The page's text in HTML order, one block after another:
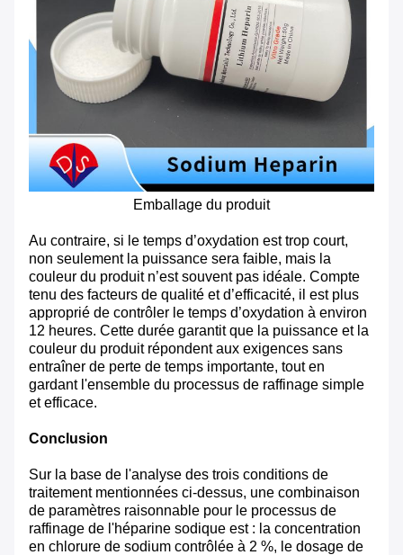
Emballage du produit
Au contraire, si le temps d’oxydation est trop court,
non seulement la puissance sera faible, mais la
couleur du produit n’est souvent pas idéale. Compte
tenu des facteurs de qualité et d’efficacité, il est plus
approprié de contrôler le temps d’oxydation à environ
12 heures. Cette durée garantit que la puissance et la
couleur du produit répondent aux exigences sans
entraîner de perte de temps importante, tout en
gardant l'ensemble du processus de raffinage simple
et efficace.
Conclusion
Sur la base de l'analyse des trois conditions de
traitement mentionnées ci-dessus, une combinaison
de paramètres raisonnable pour le processus de
raffinage de l'héparine sodique est : la concentration
en chlorure de sodium contrôlée à 2 %, le dosage de